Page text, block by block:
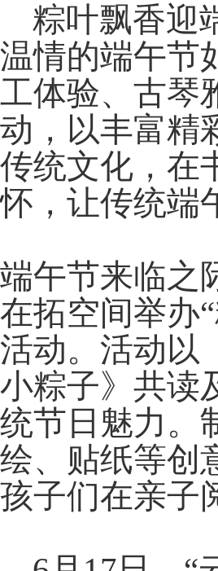
粽叶飘香迎
温情的端午节
工体验、古琴
动，以丰富精
传统文化，在
怀，让传统端
端午节来临之
在拓空间举办
活动。活动以
小粽子》共读
统节日魅力。
绘、贴纸等创
孩子们在亲子